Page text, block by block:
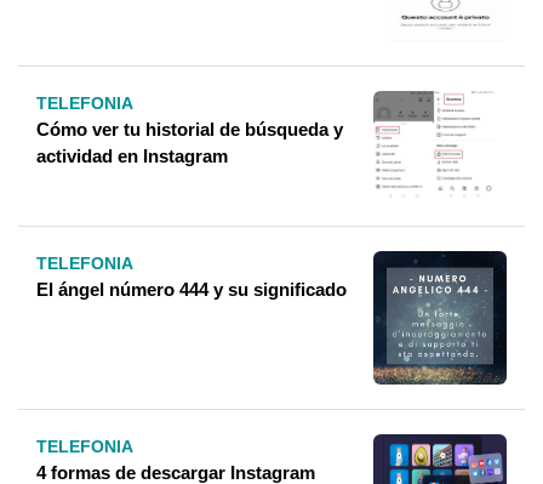
TELEFONIA
Cómo ver tu historial de búsqueda y
actividad en Instagram
TELEFONIA
El ángel número 444 y su significado
TELEFONIA
4 formas de descargar Instagram